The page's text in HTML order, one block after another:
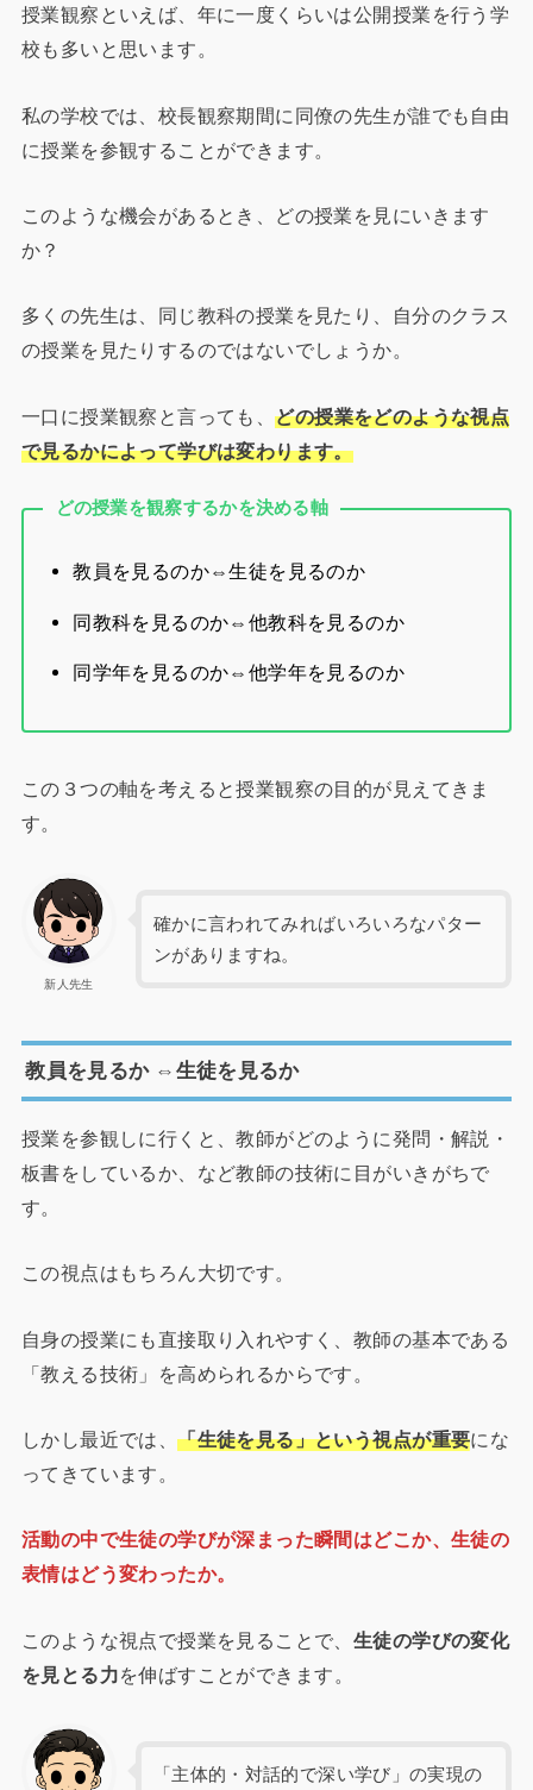
授業観察といえば、年に一度くらいは公開授業を行う学
校も多いと思います。
私の学校では、校長観察期間に同僚の先生が誰でも自由
に授業を参観することができます。
このような機会があるとき、どの授業を見にいきます
か？
多くの先生は、同じ教科の授業を見たり、自分のクラス
の授業を見たりするのではないでしょうか。
一口に授業観察と言っても、どの授業をどのような視点
で見るかによって学びは変わります。
どの授業を観察するかを決める軸
教員を見るのか⇔生徒を見るのか
同教科を見るのか⇔他教科を見るのか
同学年を見るのか⇔他学年を見るのか
この３つの軸を考えると授業観察の目的が見えてきま
す。
新人先生
確かに言われてみればいろいろなパター
ンがありますね。
教員を見るか ⇔生徒を見るか
授業を参観しに行くと、教師がどのように発問・解説・
板書をしているか、など教師の技術に目がいきがちで
す。
この視点はもちろん大切です。
自身の授業にも直接取り入れやすく、教師の基本である
「教える技術」を高められるからです。
しかし最近では、「生徒を見る」という視点が重要にな
ってきています。
活動の中で生徒の学びが深まった瞬間はどこか、生徒の
表情はどう変わったか。
このような視点で授業を見ることで、 生徒の学びの変化
を見とる力を伸ばすことができます。
「主体的・対話的で深い学び」の実現の